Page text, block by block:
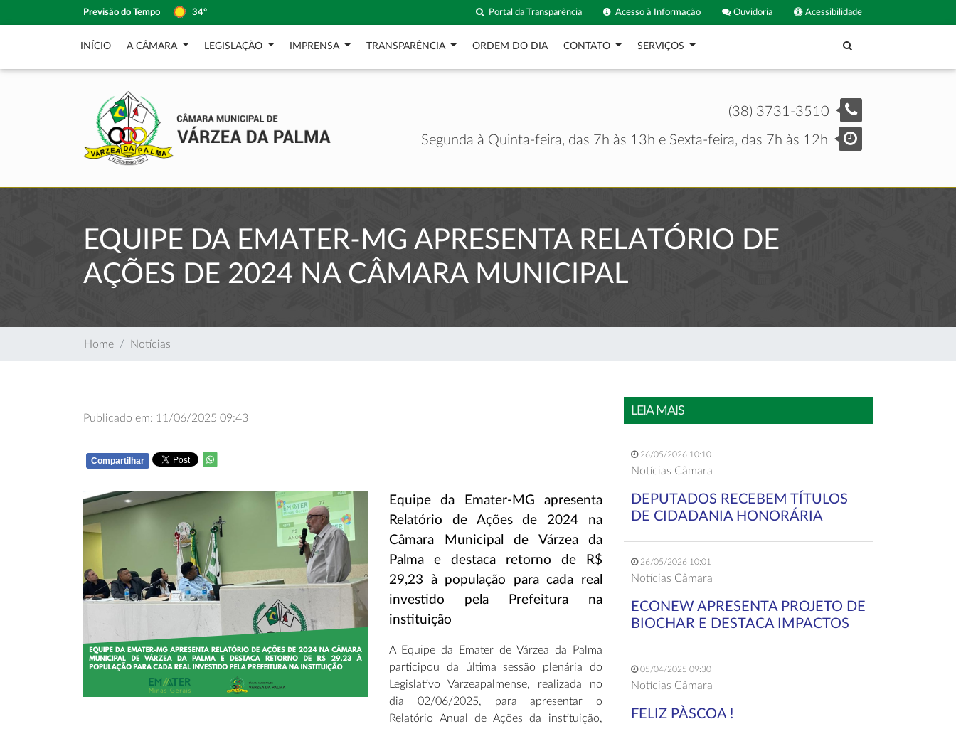
Previsão do Tempo 34º Acessibilidade
Ouvidoria
Acesso à Informação
Portal da Transparência
INÍCIO A CÂMARA LEGISLAÇÃO IMPRENSA TRANSPARÊNCIA ORDEM DO DIA CONTATO SERVIÇOS
(38) 3731-3510
Segunda à Quinta-feira, das 7h às 13h e Sexta-feira, das 7h às 12h
EQUIPE DA EMATER-MG APRESENTA RELATÓRIO DE
AÇÕES DE 2024 NA CÂMARA MUNICIPAL
Home Notícias
Publicado em: 11/06/2025 09:43
Compartilhar
Equipe da Emater-MG apresenta
Relatório de Ações de 2024 na
Câmara Municipal de Várzea da
Palma e destaca retorno de R$
29,23 à população para cada real
investido pela Prefeitura na
instituição
A Equipe da Emater de Várzea da Palma
participou da última sessão plenária do
Legislativo Varzeapalmense, realizada no
dia 02/06/2025, para apresentar o
Relatório Anual de Ações da instituição,
LEIA MAIS
26/05/2026 10:10
Notícias Câmara
DEPUTADOS RECEBEM TÍTULOS
DE CIDADANIA HONORÁRIA
26/05/2026 10:01
Notícias Câmara
ECONEW APRESENTA PROJETO DE
BIOCHAR E DESTACA IMPACTOS
05/04/2025 09:30
Notícias Câmara
FELIZ PÀSCOA !